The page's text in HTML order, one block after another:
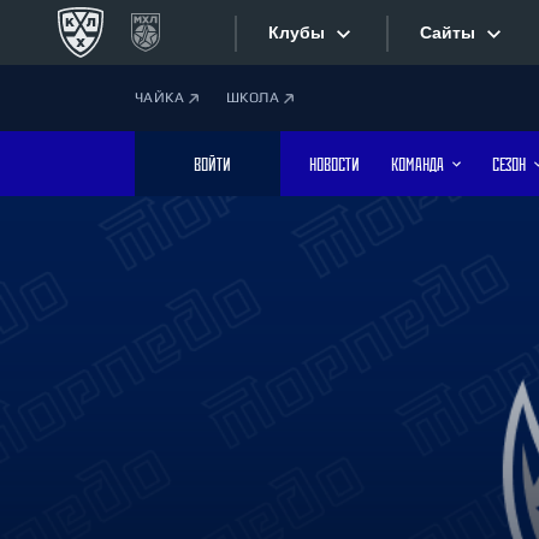
Клубы
Дивизион Боброва
Лада
Сайты
Текстовые
Фотобанк
ЧАЙКА ШКОЛА
ВОЙТИ НОВОСТИ КОМАНДА СЕЗОН